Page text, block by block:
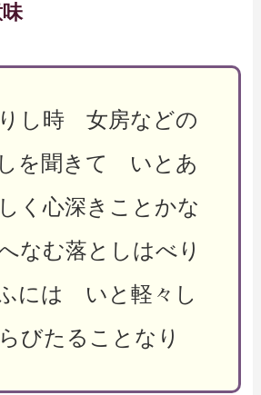
し時 女房などの
を聞きて いとあ
く心深きことかな
なむ落としはべり
には いと軽々し
びたることなり